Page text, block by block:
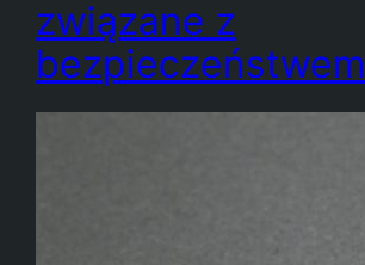
związane z
bezpieczeństwem